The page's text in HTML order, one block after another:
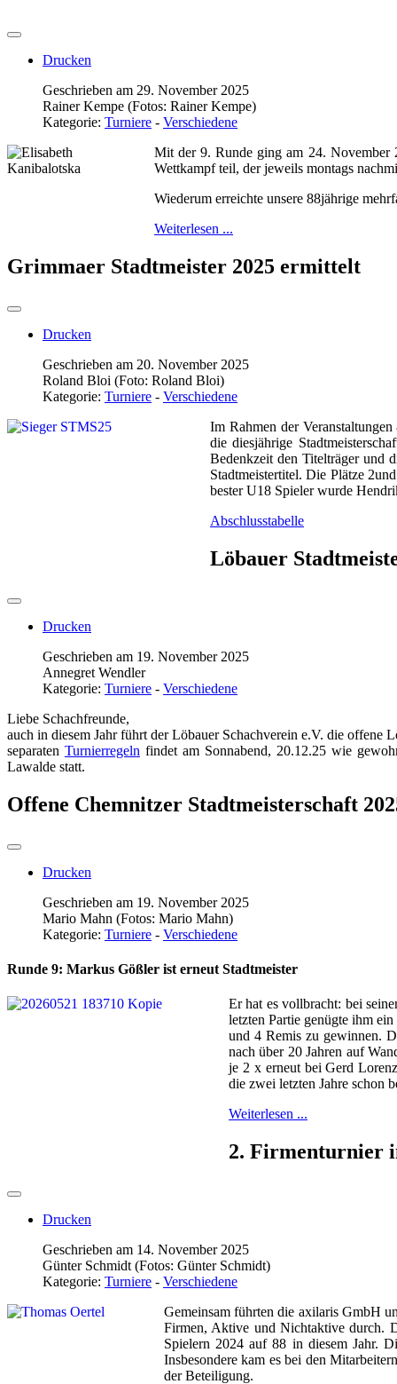
Drucken
Geschrieben am 29. November 2025
Rainer Kempe (Fotos: Rainer Kempe)
Kategorie: Turniere - Verschiedene
Mit der 9. Runde ging am 24. November
Wettkampf teil, der jeweils montags
Wiederum erreichte unsere 88jährige
Weiterlesen ...
Grimmaer Stadtmeister 2025 ermittelt
Drucken
Geschrieben am 20. November 2025
Roland Bloi (Foto: Roland Bloi)
Kategorie: Turniere - Verschiedene
Im Rahmen der
die diesjährige
Bedenkzeit den Titelträger und
Stadtmeistertitel. Die Plätze
bester U18 Spieler wurde
Abschlusstabelle
Löbauer
Drucken
Geschrieben am 19. November 2025
Annegret Wendler
Kategorie: Turniere - Verschiedene
Liebe Schachfreunde,
auch in diesem Jahr führt der Löbauer Schachverein e.V. die
separaten Turnierregeln findet am Sonnabend, 20.12.25 wie
Lawalde statt.
Offene Chemnitzer Stadtmeisterschaft
Drucken
Geschrieben am 19. November 2025
Mario Mahn (Fotos: Mario Mahn)
Kategorie: Turniere - Verschiedene
Runde 9: Markus Gößler ist erneut Stadtmeister
Er hat es vollbracht: bei
letzten Partie genügte ihm
und 4 Remis zu gewinnen.
nach über 20 Jahren auf
je 2 x erneut bei Gerd
die zwei letzten Jahre schon
Weiterlesen ...
2. Firmenturnier
Drucken
Geschrieben am 14. November 2025
Günter Schmidt (Fotos: Günter Schmidt)
Kategorie: Turniere - Verschiedene
Gemeinsam führten die axilaris GmbH
Firmen, Aktive und Nichtaktive durch.
Spielern 2024 auf 88 in diesem Jahr.
Insbesondere kam es bei den
der Beteiligung.